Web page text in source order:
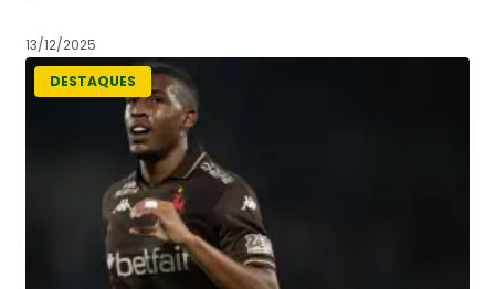
13/12/2025
DESTAQUES